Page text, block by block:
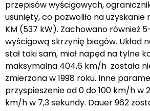
przepisów wyścigowych,
usunięty, co pozwoliło na uzyskanie
KM (537 kW). Zachowano również
wyścigową skrzynię biegów. Układ
stał taki sam, miał napęd na tylne
maksymalna 404,6 km/h została
zmierzona w 1998 roku. Inne
przyspieszenie od 0 do 100 km/h w
km/h w 7,3 sekundy. Dauer 962